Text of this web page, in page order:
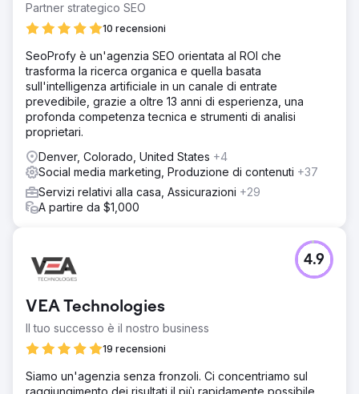
Partner strategico SEO
10 recensioni
SeoProfy è un'agenzia SEO orientata al ROI che
trasforma la ricerca organica e quella basata
sull'intelligenza artificiale in un canale di entrate
prevedibile, grazie a oltre 13 anni di esperienza, una
profonda competenza tecnica e strumenti di analisi
proprietari.
Denver, Colorado, United States +4
Social media marketing, Produzione di contenuti +37
Servizi relativi alla casa, Assicurazioni +29
A partire da $1,000
VEA Technologies
Il tuo successo è il nostro business
19 recensioni
4.9
Siamo un'agenzia senza fronzoli. Ci concentriamo sul
raggiungimento dei risultati il più rapidamente possibile,